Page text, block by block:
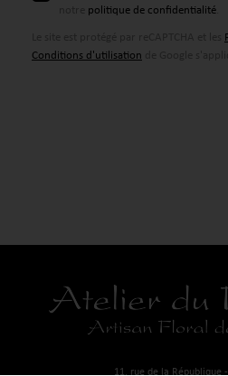
politique de confidentialité
Conditions d'utilisation
11, rue de la République